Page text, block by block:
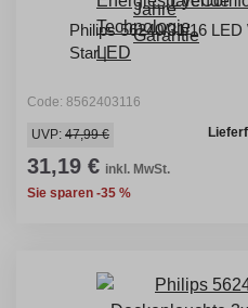
Philips 56240/31/16
Star |
Code: 8562403116
UVP: 47,99 €
31,19 € inkl. MwSt.
Sie sparen -35 %